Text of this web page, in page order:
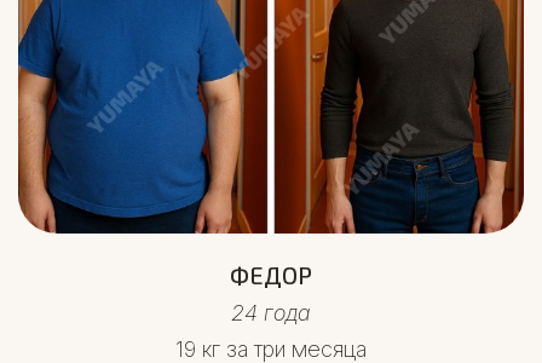
ФЕДОР
24 года
19 кг за три месяца